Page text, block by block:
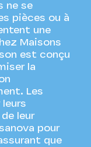
ne se
pièces ou à
une
Maisons
est conçu
la
Les
leur
pour
que